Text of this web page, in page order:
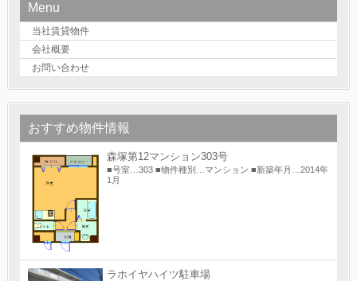
Menu
当社賃貸物件
会社概要
お問い合わせ
おすすめ物件情報
森塚第12マンション303号
■号室…303 ■物件種別…マンション ■新築年月…2014年
1月
ラホイヤハイツ駐車場